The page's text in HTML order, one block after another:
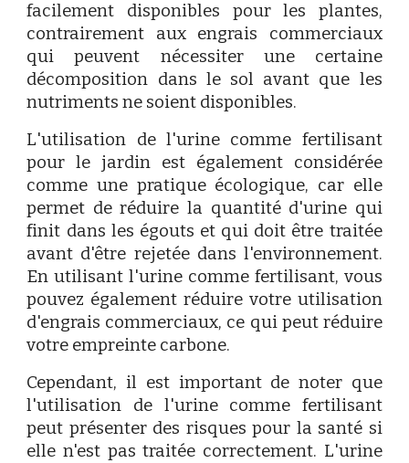
facilement disponibles pour les plantes,
contrairement aux engrais commerciaux
qui peuvent nécessiter une certaine
décomposition dans le sol avant que les
nutriments ne soient disponibles.
L'utilisation de l'urine comme fertilisant
pour le jardin est également considérée
comme une pratique écologique, car elle
permet de réduire la quantité d'urine qui
finit dans les égouts et qui doit être traitée
avant d'être rejetée dans l'environnement.
En utilisant l'urine comme fertilisant, vous
pouvez également réduire votre utilisation
d'engrais commerciaux, ce qui peut réduire
votre empreinte carbone.
Cependant, il est important de noter que
l'utilisation de l'urine comme fertilisant
peut présenter des risques pour la santé si
elle n'est pas traitée correctement. L'urine